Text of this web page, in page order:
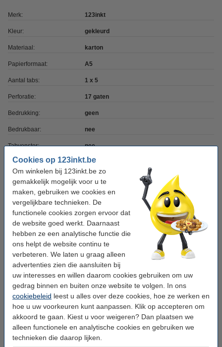
Cookies op 123inkt.be
Om winkelen bij 123inkt.be zo
gemakkelijk mogelijk voor u te
maken, gebruiken we cookies en
vergelijkbare technieken. De
functionele cookies zorgen ervoor dat
de website goed werkt. Daarnaast
hebben ze een analytische functie die
ons helpt de website continu te
verbeteren. We laten u graag alleen
advertenties zien die aansluiten bij
uw interesses en willen daarom cookies gebruiken om uw
gedrag binnen en buiten onze website te volgen. In ons
cookiebeleid leest u alles over deze cookies, hoe ze werken en
hoe u uw voorkeuren kunt aanpassen. Klik op accepteren om
akkoord te gaan. Kiest u voor weigeren? Dan plaatsen we
alleen functionele en analytische cookies en gebruiken we
technieken die daarop lijken.
Merk: 123inkt
Kleur: gekleurd
Materiaal: karton
Papierformaat: A5
Aantal tabs: 1 x 5
Perforatie: 17 gaten
Bedrukking: geen
Bedrukbaar: nee
Tabvenster: nee
Indexblad: nee
Ons artikelnr: 301540
Winstpakker!
Aanbieding: 5x 123inkt kartonnen tabbladen A5
met 5 tabs (17-gaats)
Tip: meebestellen
123inkt panorama ringmap A5 met 2 D-ringen
20 mm wit
€ 3,25
123inkt geperforeerd hoesje A5 17-gaats 80
micron (100 stuks)
€ 7,50